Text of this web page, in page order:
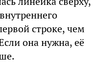
строке, чем
она нужна, её